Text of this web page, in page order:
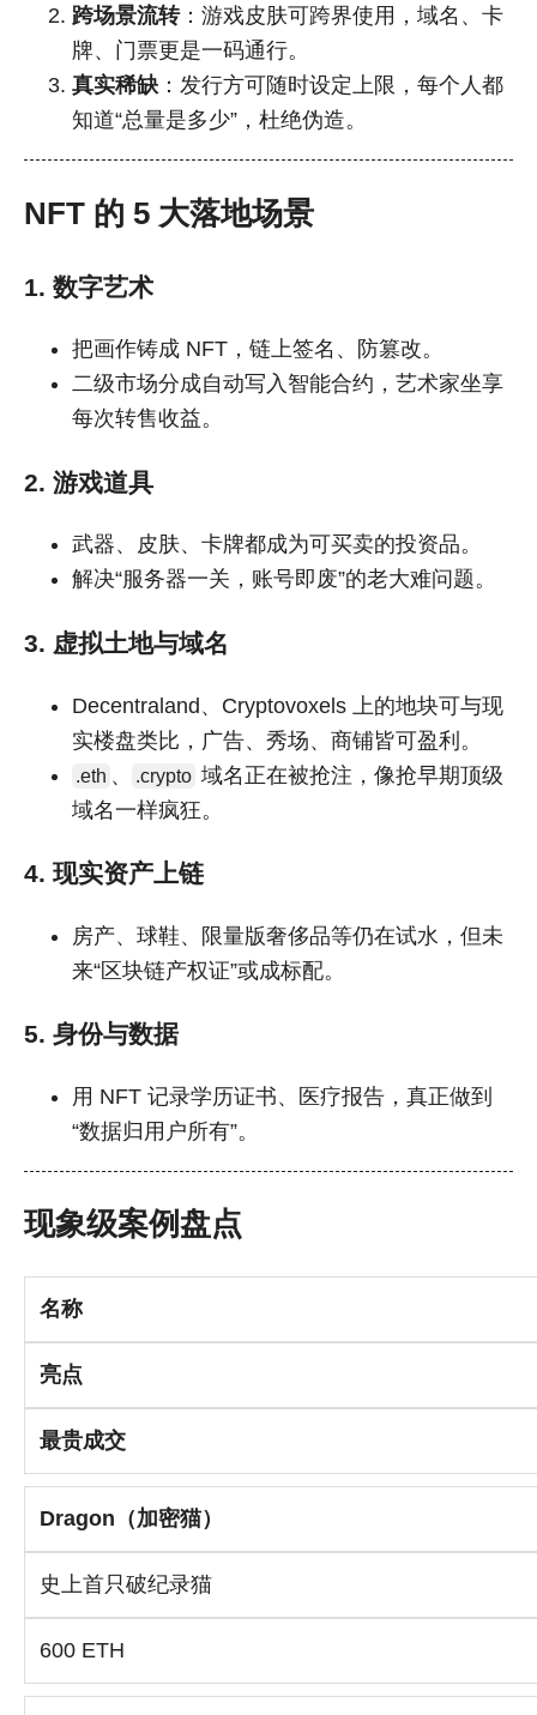
跨场景流转：游戏皮肤可跨界使用，域名、卡
牌、门票更是一码通行。
真实稀缺 ：发行方可随时设定上限，每个人都
知道“总量是多少”，杜绝伪造。
NFT 的 5 大落地场景
1. 数字艺术
把画作铸成 NFT，链上签名、防篡改。
二级市场分成自动写入智能合约，艺术家坐享
每次转售收益。
2. 游戏道具
武器、皮肤、卡牌都成为可买卖的投资品。
解决“服务器一关，账号即废”的老大难问题。
3. 虚拟土地与域名
Decentraland、Cryptovoxels 上的地块可与现
实楼盘类比，广告、秀场、商铺皆可盈利。
.eth 、 .crypto 域名正在被抢注，像抢早期顶级
域名一样疯狂。
4. 现实资产上链
房产、球鞋、限量版奢侈品等仍在试水，但未
来“区块链产权证”或成标配。
5. 身份与数据
用 NFT 记录学历证书、医疗报告，真正做到
“数据归用户所有”。
现象级案例盘点
名称
亮点
最贵成交
Dragon（加密猫）
史上首只破纪录猫
600 ETH